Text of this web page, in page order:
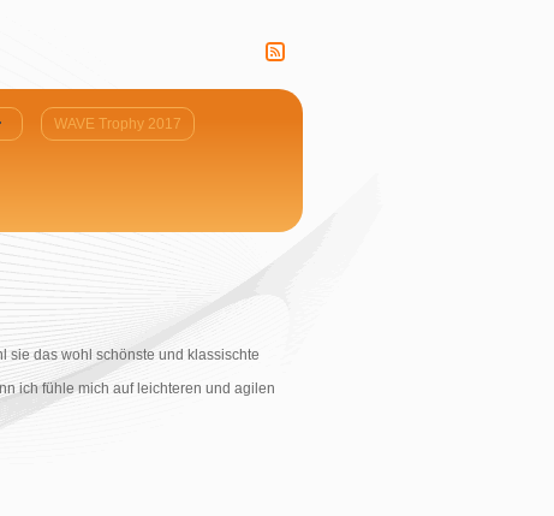
WAVE Trophy 2017
sie das wohl schönste und klassischte
ich fühle mich auf leichteren und agilen